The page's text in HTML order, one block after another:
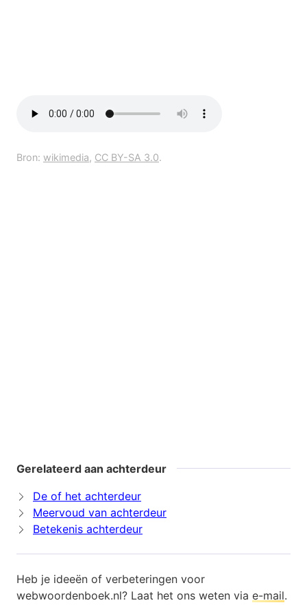
Bron: wikimedia, CC BY-SA 3.0.
Gerelateerd aan achterdeur
De of het achterdeur
Meervoud van achterdeur
Betekenis achterdeur
Heb je ideeën of verbeteringen voor
webwoordenboek.nl? Laat het ons weten via e-mail.